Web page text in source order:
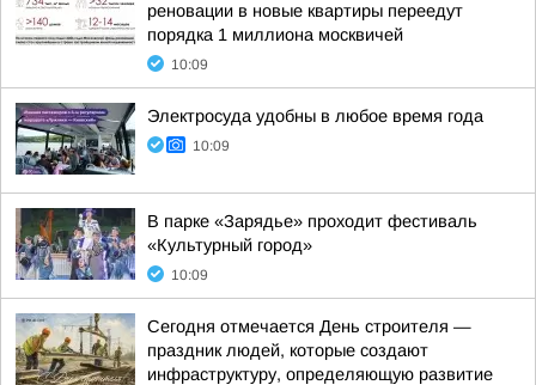
реновации в новые квартиры переедут
порядка 1 миллиона москвичей
10:09
Электросуда удобны в любое время года
10:09
В парке «Зарядье» проходит фестиваль
«Культурный город»
10:09
Сегодня отмечается День строителя —
праздник людей, которые создают
инфраструктуру, определяющую развитие